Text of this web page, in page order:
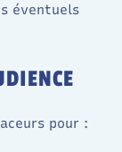
éventuels
pour :